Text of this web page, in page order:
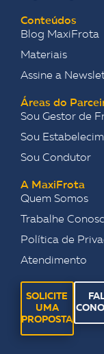
Conteúdos
Blog MaxiFrota
Materiais
Assine a
Áreas do
Sou Gestor de
Sou
Sou Condutor
A MaxiFrota
Quem Somos
Trabalhe
Política de
Atendimento
SOLICITE
UMA
PROPOSTA